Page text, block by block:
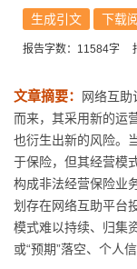
生成引文 下载
报告字数：11584字
文章摘要：
网络互
而来，其采用新的运
也衍生出新的风险。
于保险，但其经营模
构成非法经营保险业
划存在网络互助平台
模式难以持续、归集
或“预期”落空、个人